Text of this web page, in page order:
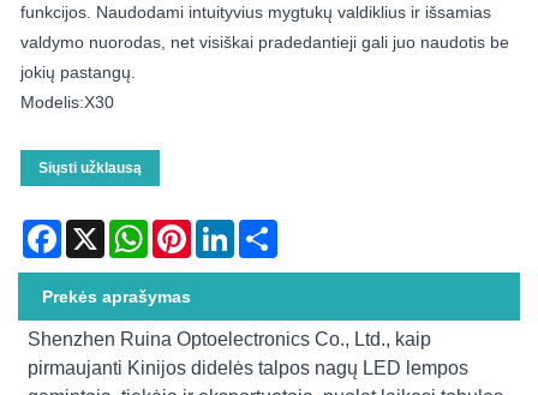
funkcijos. Naudodami intuityvius mygtukų valdiklius ir išsamias
valdymo nuorodas, net visiškai pradedantieji gali juo naudotis be
jokių pastangų.
Modelis:X30
Siųsti užklausą
Facebook
X WhatsAppPinterestLinkedIn
Prekės aprašymas
Shenzhen Ruina Optoelectronics Co., Ltd., kaip
pirmaujanti Kinijos didelės talpos nagų LED lempos